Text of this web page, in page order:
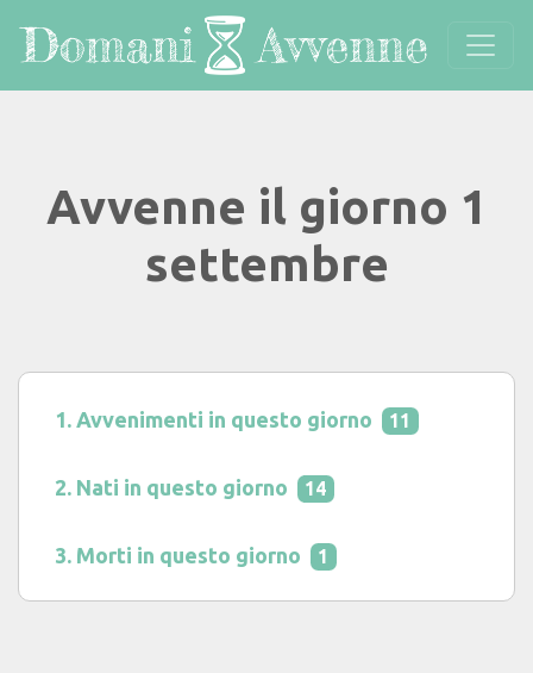
Avvenne il giorno 1
settembre
Avvenimenti in questo giorno 11
Nati in questo giorno 14
Morti in questo giorno 1